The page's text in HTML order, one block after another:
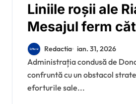
Liniile roșii ale
Mesajul ferm
în pragul unei
confruntări cu
Redactia ian. 31, 2026
Administrația condusă de Donald Trump se
confruntă cu un obstacol
eforturile sale...